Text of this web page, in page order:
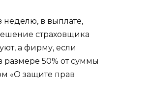
в выплате,
страховщика
а фирму, если
50% от суммы
«О защите прав